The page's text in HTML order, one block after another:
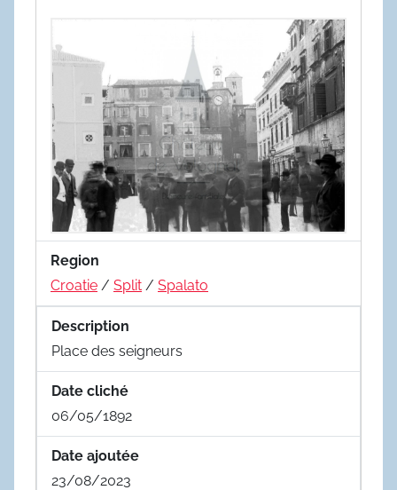
Region
Croatie / Split / Spalato
Description
Place des seigneurs
Date cliché
06/05/1892
Date ajoutée
23/08/2023